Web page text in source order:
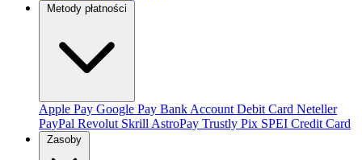
Metody płatności
Apple Pay Google Pay Bank Account Debit Card Neteller
PayPal Revolut Skrill AstroPay Trustly Pix SPEI Credit Card
Zasoby